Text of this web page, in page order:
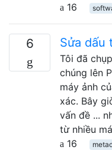
16
6 Sửa dấu
Tôi đã
chúng lên
máy ảnh
xác. Bây
vấn đề ...
từ nhiều
16